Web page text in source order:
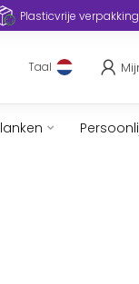
Plasticvrije verpakking
Taal